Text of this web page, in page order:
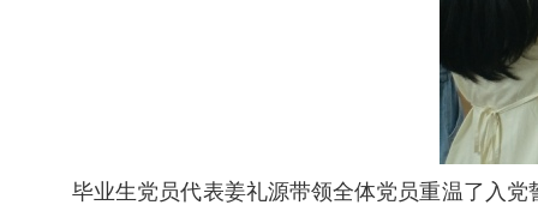
毕业生党员代表姜礼源带领全体党员重温了入